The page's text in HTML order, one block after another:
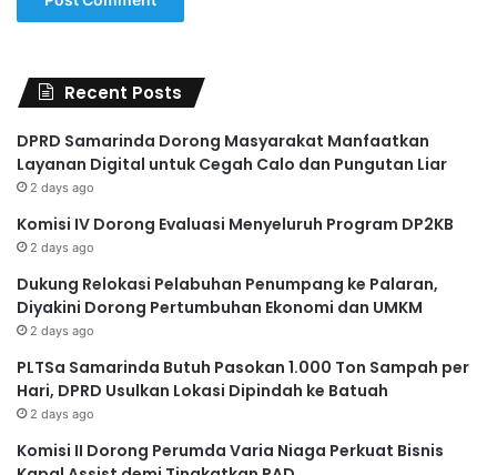
Recent Posts
DPRD Samarinda Dorong Masyarakat Manfaatkan
Layanan Digital untuk Cegah Calo dan Pungutan Liar
2 days ago
Komisi IV Dorong Evaluasi Menyeluruh Program DP2KB
2 days ago
Dukung Relokasi Pelabuhan Penumpang ke Palaran,
Diyakini Dorong Pertumbuhan Ekonomi dan UMKM
2 days ago
PLTSa Samarinda Butuh Pasokan 1.000 Ton Sampah per
Hari, DPRD Usulkan Lokasi Dipindah ke Batuah
2 days ago
Komisi II Dorong Perumda Varia Niaga Perkuat Bisnis